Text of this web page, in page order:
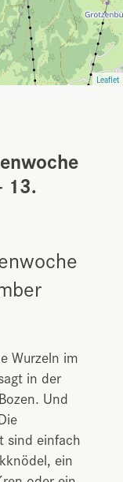
Leaflet
13.
Wurzeln im
in der
Und
sind einfach
ein